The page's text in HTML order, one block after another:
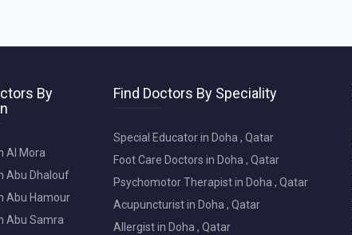
By
Al Mora
Abu Dhalouf
Abu Hamour
Abu Samra
Find Doctors By Speciality
Special Educator in Doha , Qatar
Foot Care Doctors in Doha , Qatar
Psychomotor Therapist in Doha , Qatar
Acupuncturist in Doha , Qatar
Allergist in Doha , Qatar